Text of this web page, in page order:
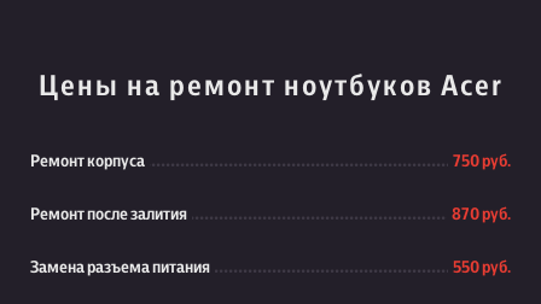
Цены на ремонт ноутбуков Acer
Ремонт корпуса 750 руб.
Ремонт после залития 870 руб.
Замена разъема питания 550 руб.